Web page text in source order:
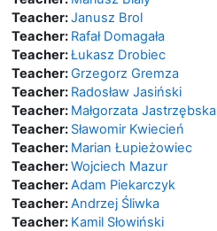
Teacher:Janusz Brol
Teacher: Rafał Domagała
Teacher:Łukasz Drobiec
Teacher:Grzegorz Gremza
Teacher: Radosław Jasiński
Teacher: Małgorzata Jastrzębska
Teacher: Sławomir Kwiecień
Teacher: Marian Łupieżowiec
Teacher:Wojciech Mazur
Teacher:Adam Piekarczyk
Teacher:Andrzej Śliwka
Teacher: Kamil Słowiński